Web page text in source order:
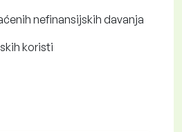
nefinansijskih davanja
koristi